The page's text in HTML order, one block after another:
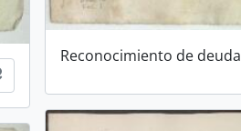
Añadir al portapapeles
Reconocimiento de deuda